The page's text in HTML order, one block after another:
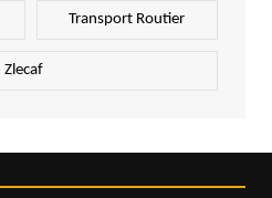
Transport Routier
Zlecaf